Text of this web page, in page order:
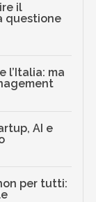
il
questione
l’Italia: ma
AI e
per tutti: